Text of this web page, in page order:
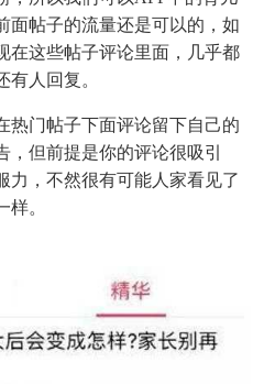
面帖子的流量还是可以的，如
在这些帖子评论里面，几乎都
人回复。
门帖子下面评论留下自己的
但前提是你的评论很吸引
力，不然很有可能人家看见了
。